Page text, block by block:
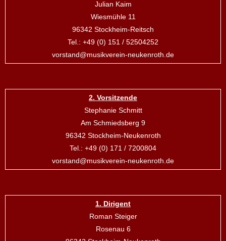
Julian Kaim
Wiesmühle 11
96342 Stockheim-Reitsch
Tel.: +49 (0) 151 / 52504252
vorstand@musikverein-neukenroth.de
2. Vorsitzende
Stephanie Schmitt
Am Schmiedsberg 9
96342 Stockheim-Neukenroth
Tel.: +49 (0) 171 / 7200804
vorstand@musikverein-neukenroth.de
1. Dirigent
Roman Steiger
Rosenau 6